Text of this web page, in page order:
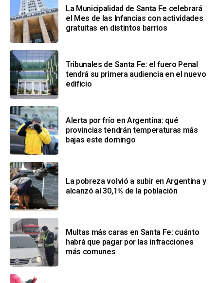
La Municipalidad de Santa Fe celebrará
el Mes de las Infancias con actividades
gratuitas en distintos barrios
Tribunales de Santa Fe: el fuero Penal
tendrá su primera audiencia en el nuevo
edificio
Alerta por frío en Argentina: qué
provincias tendrán temperaturas más
bajas este domingo
La pobreza volvió a subir en Argentina y
alcanzó al 30,1% de la población
Multas más caras en Santa Fe: cuánto
habrá que pagar por las infracciones
más comunes